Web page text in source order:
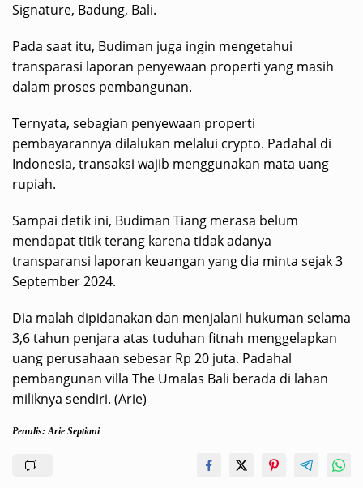
Signature, Badung, Bali.
Pada saat itu, Budiman juga ingin mengetahui
transparasi laporan penyewaan properti yang masih
dalam proses pembangunan.
Ternyata, sebagian penyewaan properti
pembayarannya dilalukan melalui crypto. Padahal di
Indonesia, transaksi wajib menggunakan mata uang
rupiah.
Sampai detik ini, Budiman Tiang merasa belum
mendapat titik terang karena tidak adanya
transparansi laporan keuangan yang dia minta sejak 3
September 2024.
Dia malah dipidanakan dan menjalani hukuman selama
3,6 tahun penjara atas tuduhan fitnah menggelapkan
uang perusahaan sebesar Rp 20 juta. Padahal
pembangunan villa The Umalas Bali berada di lahan
miliknya sendiri. (Arie)
Penulis: Arie Septiani